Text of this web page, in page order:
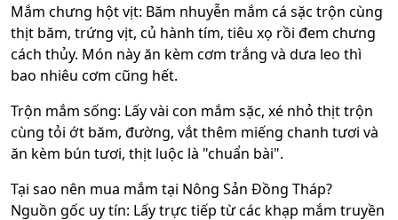
Mắm chưng hột vịt: Băm nhuyễn mắm cá sặc trộn cùng
thịt băm, trứng vịt, củ hành tím, tiêu xọ rồi đem chưng
cách thủy. Món này ăn kèm cơm trắng và dưa leo thì
bao nhiêu cơm cũng hết.
Trộn mắm sống: Lấy vài con mắm sặc, xé nhỏ thịt trộn
cùng tỏi ớt băm, đường, vắt thêm miếng chanh tươi và
ăn kèm bún tươi, thịt luộc là "chuẩn bài".
Tại sao nên mua mắm tại Nông Sản Đồng Tháp?
Nguồn gốc uy tín: Lấy trực tiếp từ các khạp mắm truyền